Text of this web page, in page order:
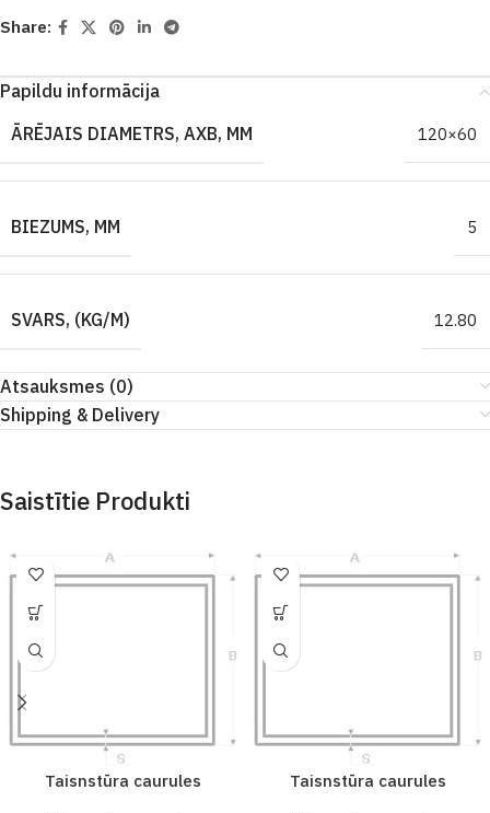
Share:
Papildu informācija
ĀRĒJAIS DIAMETRS, AXB, MM
120×60
BIEZUMS, MM 5
SVARS, (KG/M) 12.80
Atsauksmes (0)
Shipping & Delivery
Saistītie Produkti
Taisnstūra caurules Taisnstūra caurules